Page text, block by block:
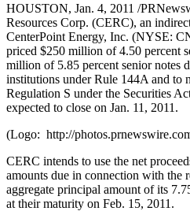
HOUSTON, Jan. 4, 2011 /
Resources Corp. (CERC), an
CenterPoint Energy, Inc. (NYSE:
priced $250 million of 4.50 percent
million of 5.85 percent senior notes
institutions under Rule 144A and to
Regulation S under the Securities
expected to close on Jan. 11, 2011 .
(Logo: http://
CERC intends to use the net
amounts due in connection with the
aggregate principal amount of its
at their maturity on Feb. 15, 2011 .